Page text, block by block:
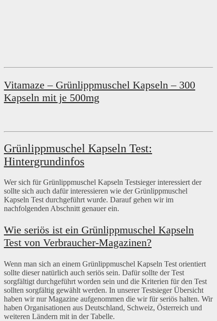
Vitamaze – Grünlippmuschel Kapseln – 300
Kapseln mit je 500mg
Grünlippmuschel Kapseln Test:
Hintergrundinfos
Wer sich für Grünlippmuschel Kapseln Testsieger interessiert der
sollte sich auch dafür interessieren wie der Grünlippmuschel
Kapseln Test durchgeführt wurde. Darauf gehen wir im
nachfolgenden Abschnitt genauer ein.
Wie seriös ist ein Grünlippmuschel Kapseln
Test von Verbraucher-Magazinen?
Wenn man sich an einem Grünlippmuschel Kapseln Test orientiert
sollte dieser natürlich auch seriös sein. Dafür sollte der Test
sorgfältigt durchgeführt worden sein und die Kriterien für den Test
sollten sorgfältig gewählt werden. In unserer Testsieger Übersicht
haben wir nur Magazine aufgenommen die wir für seriös halten. Wir
haben Organisationen aus Deutschland, Schweiz, Österreich und
weiteren Ländern mit in der Tabelle.